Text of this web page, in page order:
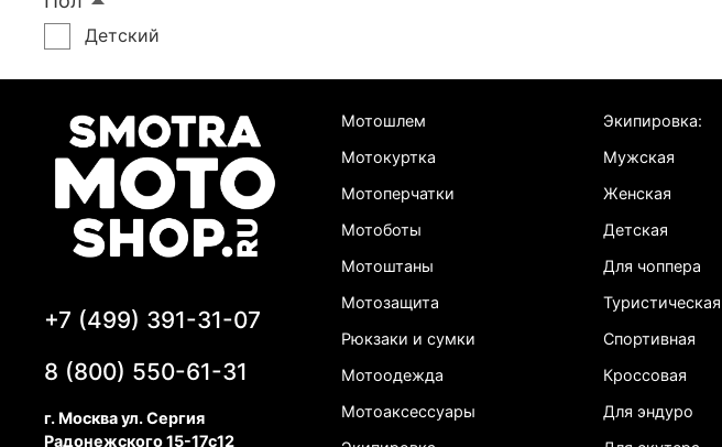
Детский
Мотошлем
Мотокуртка
Мотоперчатки
Мотоботы
Мотоштаны
Мотозащита
Рюкзаки и сумки
Мотоодежда
Мотоаксессуары
Экипировка:
Мужская
Женская
Детская
Для чоппера
Туристическая
Спортивная
Кроссовая
Для эндуро
+7 (499) 391-31-07
8 (800) 550-61-31
г. Москва ул. Сергия
Радонежского 15-17с12